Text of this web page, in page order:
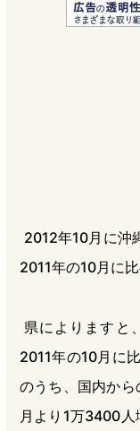
c
e
t
e
2012年10月に沖
2011年の10月に
県によりますと
2011年の10月に
のうち、国内か
月より1万3400